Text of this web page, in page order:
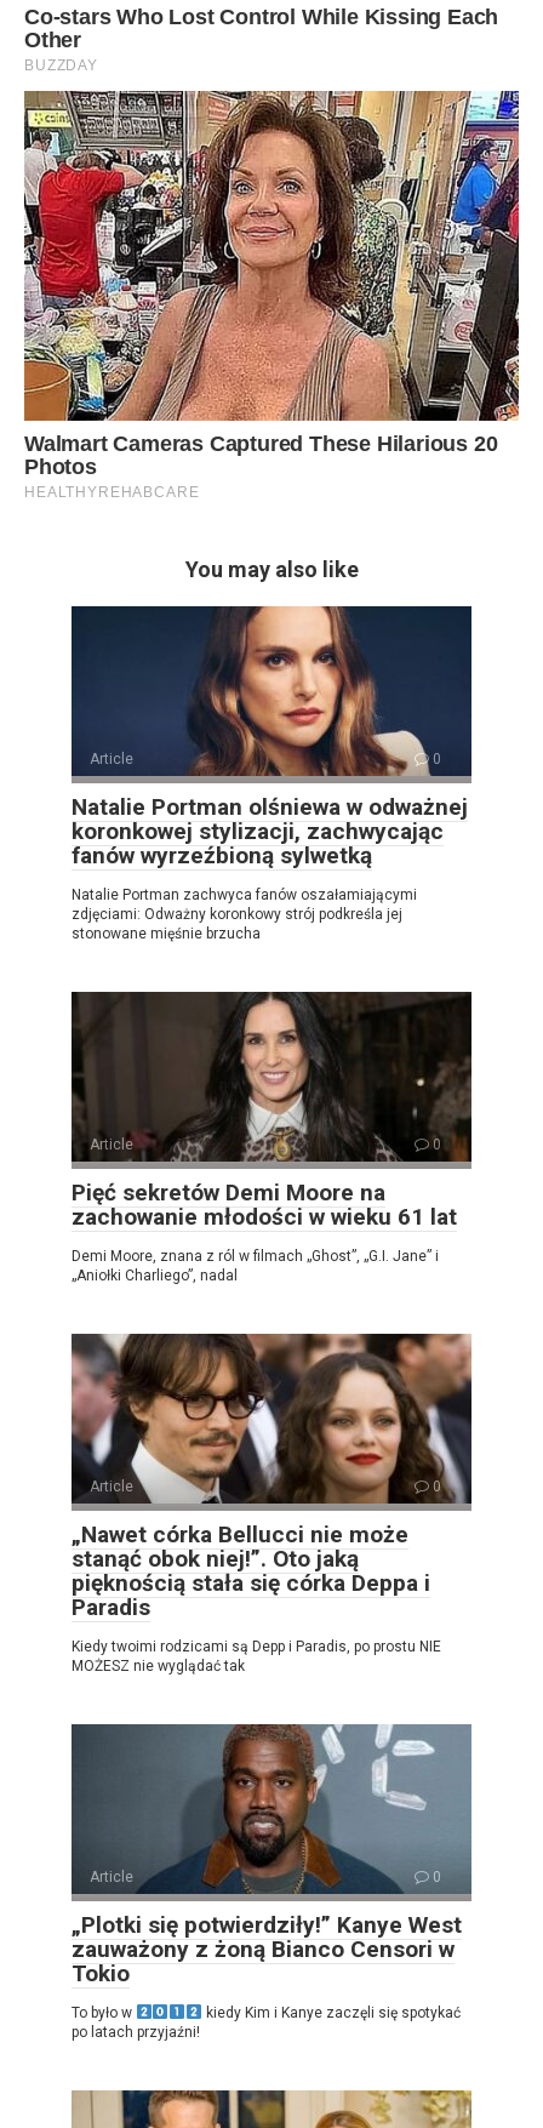
You may also like
Article 0
Natalie Portman olśniewa w odważnej
koronkowej stylizacji, zachwycając
fanów wyrzeźbioną sylwetką
Natalie Portman zachwyca fanów oszałamiającymi
zdjęciami: Odważny koronkowy strój podkreśla jej
stonowane mięśnie brzucha
Article 0
Pięć sekretów Demi Moore na
zachowanie młodości w wieku 61 lat
Demi Moore, znana z ról w filmach „Ghost”, „G.I. Jane” i
„Aniołki Charliego”, nadal
Article 0
„Nawet córka Bellucci nie może
stanąć obok niej!”. Oto jaką
pięknością stała się córka Deppa i
Paradis
Kiedy twoimi rodzicami są Depp i Paradis, po prostu NIE
MOŻESZ nie wyglądać tak
Article 0
„Plotki się potwierdziły!” Kanye West
zauważony z żoną Bianco Censori w
Tokio
To było w
kiedy Kim i Kanye zaczęli się spotykać
po latach przyjaźni!